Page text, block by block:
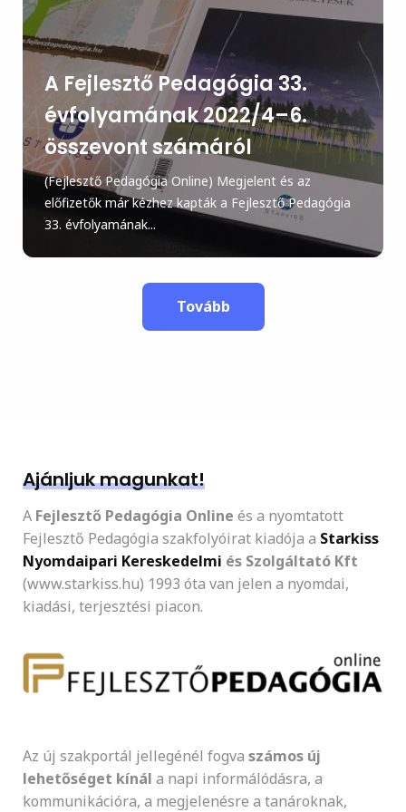
A Fejlesztő Pedagógia 33.
évfolyamának 2022/4–6.
összevont számáról
(Fejlesztő Pedagógia Online) Megjelent és az
előfizetők már kézhez kapták a Fejlesztő Pedagógia
33. évfolyamának...
Tovább
Ajánljuk magunkat!
A Fejlesztő Pedagógia Online és a nyomtatott
Fejlesztő Pedagógia szakfolyóirat kiadója a Starkiss
Nyomdaipari Kereskedelmi és Szolgáltató Kft
(www.starkiss.hu) 1993 óta van jelen a nyomdai,
kiadási, terjesztési piacon.
Az új szakportál jellegénél fogva számos új
lehetőséget kínál a napi informálódásra, a
kommunikációra, a megjelenésre a tanároknak,